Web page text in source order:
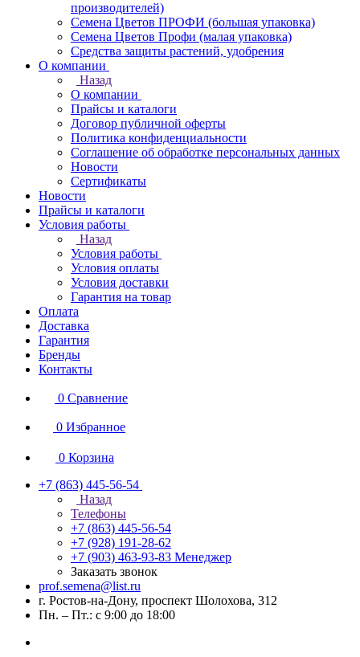
производителей)
Семена Цветов ПРОФИ (большая упаковка)
Семена Цветов Профи (малая упаковка)
Средства защиты растений, удобрения
О компании
Назад
О компании
Прайсы и каталоги
Договор публичной оферты
Политика конфиденциальности
Соглашение об обработке персональных данных
Новости
Сертификаты
Новости
Прайсы и каталоги
Условия работы
Назад
Условия работы
Условия оплаты
Условия доставки
Гарантия на товар
Оплата
Доставка
Гарантия
Бренды
Контакты
0 Сравнение
0 Избранное
0 Корзина
+7 (863) 445-56-54
Назад
Телефоны
+7 (863) 445-56-54
+7 (928) 191-28-62
+7 (903) 463-93-83 Менеджер
Заказать звонок
prof.semena@list.ru
г. Ростов-на-Дону, проспект Шолохова, 312
Пн. – Пт.: с 9:00 до 18:00